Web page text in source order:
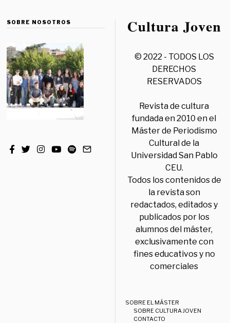
SOBRE NOSOTROS
© 2022 - TODOS LOS
DERECHOS
RESERVADOS
Revista de cultura
fundada en 2010 en el
Máster de Periodismo
Cultural de la
Universidad San Pablo
CEU.
Todos los contenidos de
la revista son
redactados, editados y
publicados por los
alumnos del máster,
exclusivamente con
fines educativos y no
comerciales
SOBRE EL MÁSTER
SOBRE CULTURA JOVEN
CONTACTO